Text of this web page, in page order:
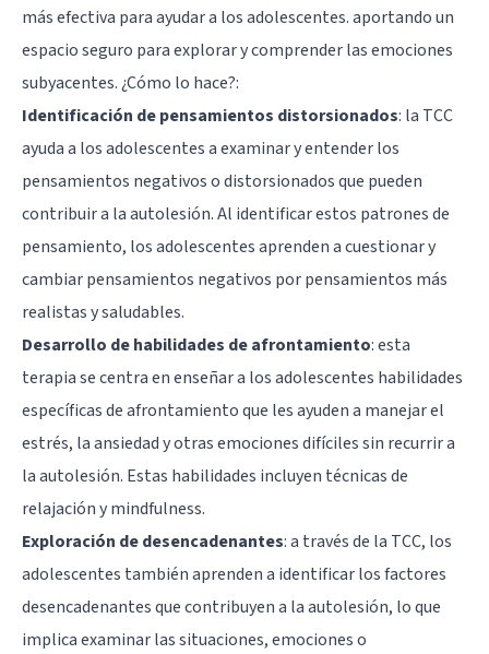
más efectiva para ayudar a los adolescentes. aportando un
espacio seguro para explorar y comprender las emociones
subyacentes. ¿Cómo lo hace?:
Identificación de pensamientos distorsionados: la TCC
ayuda a los adolescentes a examinar y entender los
pensamientos negativos o distorsionados que pueden
contribuir a la autolesión. Al identificar estos patrones de
pensamiento, los adolescentes aprenden a cuestionar y
cambiar pensamientos negativos por pensamientos más
realistas y saludables.
Desarrollo de habilidades de afrontamiento: esta
terapia se centra en enseñar a los adolescentes habilidades
específicas de afrontamiento que les ayuden a manejar el
estrés, la ansiedad y otras emociones difíciles sin recurrir a
la autolesión. Estas habilidades incluyen técnicas de
relajación y mindfulness.
Exploración de desencadenantes: a través de la TCC, los
adolescentes también aprenden a identificar los factores
desencadenantes que contribuyen a la autolesión, lo que
implica examinar las situaciones, emociones o